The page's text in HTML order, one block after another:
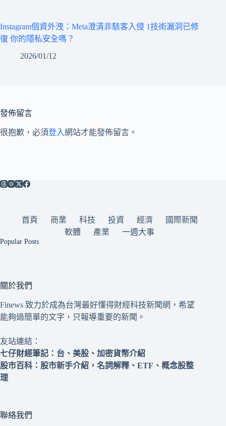
Instagram個資外洩：Meta澄清非駭客入侵 1技術漏洞已修
復 你的隱私安全嗎？
2026/01/12
發佈留言
很抱歉，必須登入網站才能發佈留言。
首頁 商業 科技 投資 經濟
國際新聞
軟體
產業 一週大事
Popular Posts
關於我們
Finews 致力於成為台灣最好懂得財經科技新聞網，希望
能夠過簡單的文字，只報導重要的新聞。
友站連結：
七仔財經筆記 ：台、美股、加密貨幣介紹
股市百科 ：股市新手介紹，名詞解釋、ETF、概念股整
理
聯絡我們